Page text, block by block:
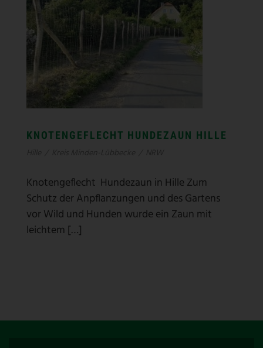
KNOTENGEFLECHT HUNDEZAUN HILLE
Knotengeflecht Hundezaun in Hille Zum
Schutz der Anpflanzungen und des Gartens
vor Wild und Hunden wurde ein Zaun mit
leichtem […]